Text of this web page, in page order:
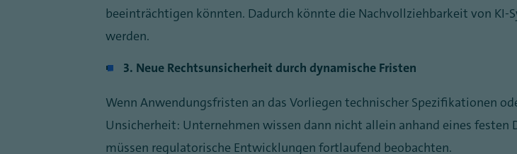
beeinträchtigen könnten. Dadurch könnte die Nachvollziehbarkeit von
werden.
3. Neue Rechtsunsicherheit durch dynamische Fristen
Wenn Anwendungsfristen an das Vorliegen technischer Spezifikationen
Unsicherheit: Unternehmen wissen dann nicht allein anhand eines
müssen regulatorische Entwicklungen fortlaufend beobachten.